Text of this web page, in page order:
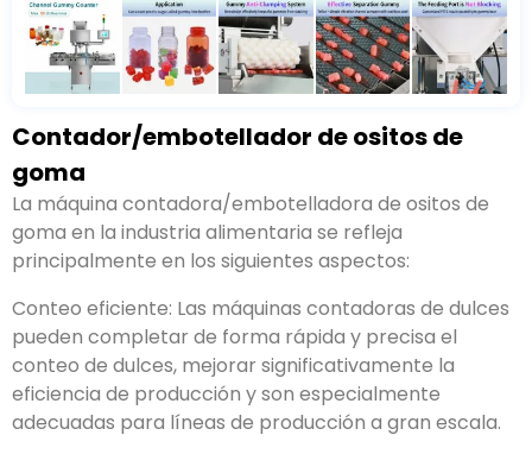
Contador/embotellador de ositos de
goma
La máquina contadora/embotelladora de ositos de
goma en la industria alimentaria se refleja
principalmente en los siguientes aspectos:
Conteo eficiente: Las máquinas contadoras de dulces
pueden completar de forma rápida y precisa el
conteo de dulces, mejorar significativamente la
eficiencia de producción y son especialmente
adecuadas para líneas de producción a gran escala.